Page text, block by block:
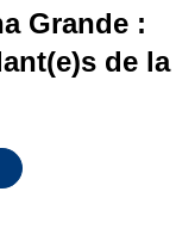
Grande :
de la